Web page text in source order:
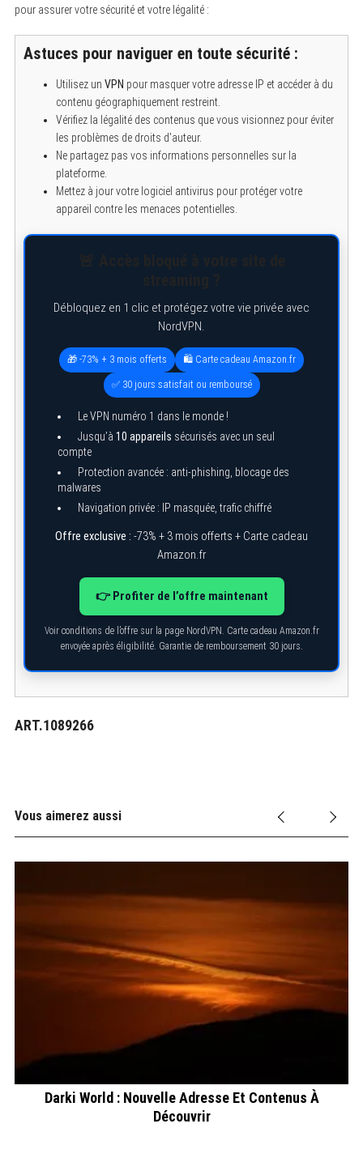
pour assurer votre sécurité et votre légalité :
Astuces pour naviguer en toute sécurité :
Utilisez un VPN pour masquer votre adresse IP et accéder à du
contenu géographiquement restreint.
Vérifiez la légalité des contenus que vous visionnez pour éviter
les problèmes de droits d’auteur.
Ne partagez pas vos informations personnelles sur la
plateforme.
Mettez à jour votre logiciel antivirus pour protéger votre
appareil contre les menaces potentielles.
Débloquez en 1 clic et protégez votre vie privée avec
NordVPN.
🎁 -73% + 3 mois offerts 🛍️ Carte cadeau Amazon.fr
✅ 30 jours satisfait ou remboursé
Le VPN numéro 1 dans le monde !
Jusqu’à 10 appareils sécurisés avec un seul
compte
Protection avancée : anti-phishing, blocage des
malwares
Navigation privée : IP masquée, trafic chiffré
Offre exclusive : -73% + 3 mois offerts + Carte cadeau
Amazon.fr
👉 Profiter de l’offre maintenant
Voir conditions de l’offre sur la page NordVPN. Carte cadeau Amazon.fr
envoyée après éligibilité. Garantie de remboursement 30 jours.
ART.1089266
Vous aimerez aussi
Darki World : Nouvelle Adresse Et Contenus À
Découvrir
e
r
h
f
r
: